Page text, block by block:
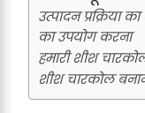
उत्पादन प्रक्रिया
का उपयोग करना
हमारी शीश
शीश चारकोल